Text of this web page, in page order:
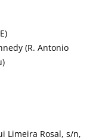
(R. Antonio
Limeira Rosal, s/n,